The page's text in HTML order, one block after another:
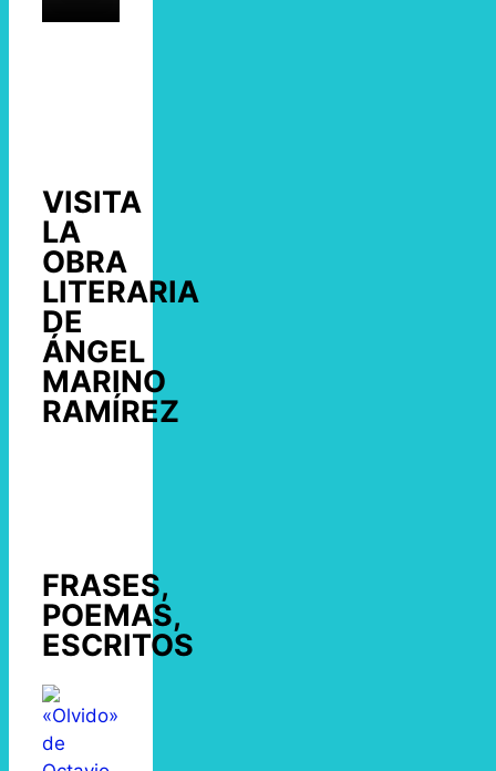
VISITA
LA
OBRA
LITERARIA
DE
ÁNGEL
MARINO
RAMÍREZ
FRASES,
POEMAS,
ESCRITOS